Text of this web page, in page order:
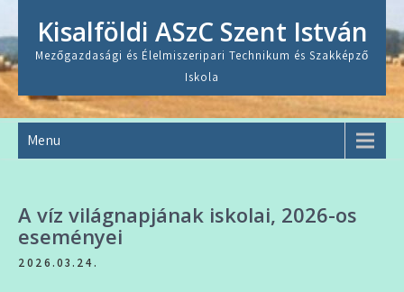
content
Kisalföldi ASzC Szent István
Mezőgazdasági és Élelmiszeripari Technikum és Szakképző
Iskola
Menu
A víz világnapjának iskolai, 2026-os
eseményei
2026.03.24.